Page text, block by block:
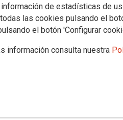
de estadísticas de
las cookies pulsando el
el botón 'Configurar
información consulta nuestra
las
el futuro depende de
única respuesta que reciben es la